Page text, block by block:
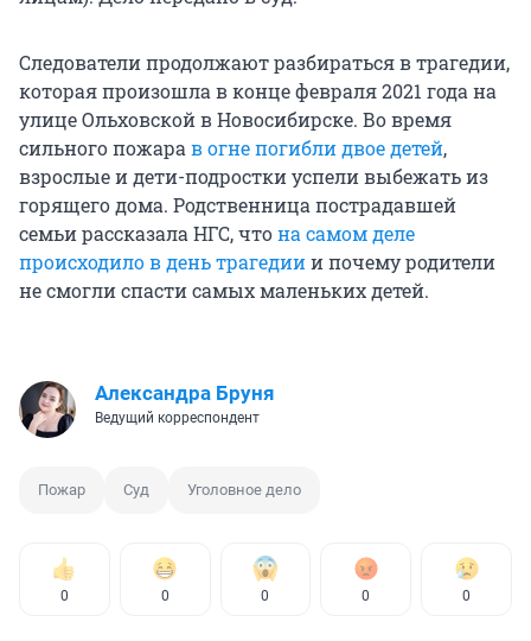
Следователи продолжают разбираться в трагедии,
которая произошла в конце февраля 2021 года на
улице Ольховской в Новосибирске. Во время
сильного пожара в огне погибли двое детей,
взрослые и дети-подростки успели выбежать из
горящего дома. Родственница пострадавшей
семьи рассказала НГС, чтона самом деле
происходило в день трагедиии почему родители
не смогли спасти самых маленьких детей.
Александра Бруня
Ведущий корреспондент
Пожар Суд Уголовное дело
0 0 0 0 0